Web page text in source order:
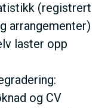
(registrert
arrangementer)
laster opp
og CV